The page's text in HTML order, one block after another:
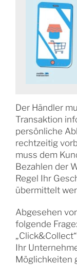
Der Händler
Transaktion
persönliche
rechtzeitig
muss dem
Bezahlen der
Regel Ihr
übermittelt
Abgesehen
folgende
Ihr
Möglichkeiten